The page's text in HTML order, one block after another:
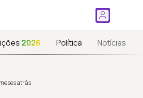
2026 Política Notícias
atrás